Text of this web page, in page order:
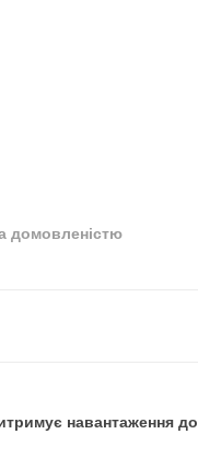
домовленістю
навантаження до